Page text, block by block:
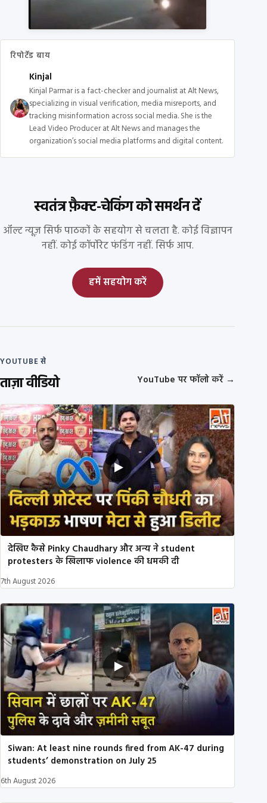
रिपोर्टेड बाय
Kinjal
Kinjal Parmar is a fact-checker and journalist at Alt News,
specializing in visual verification, media misreports, and
tracking misinformation across social media. She is the
Lead Video Producer at Alt News and manages the
organization’s social media platforms and digital content.
स्वतंत्र फ़ैक्ट-चेकिंग को समर्थन दें
ऑल्ट न्यूज़ सिर्फ पाठकों के सहयोग से चलता है. कोई विज्ञापन
नहीं. कोई कॉर्पोरेट फंडिंग नहीं. सिर्फ आप.
हमें सहयोग करें
YOUTUBE से
ताज़ा वीडियो YouTube पर फॉलो करें →
देखिए कैसे Pinky Chaudhary और अन्य ने student
protesters के खिलाफ violence की धमकी दी
7th August 2026
Siwan: At least nine rounds fired from AK-47 during
students’ demonstration on July 25
6th August 2026